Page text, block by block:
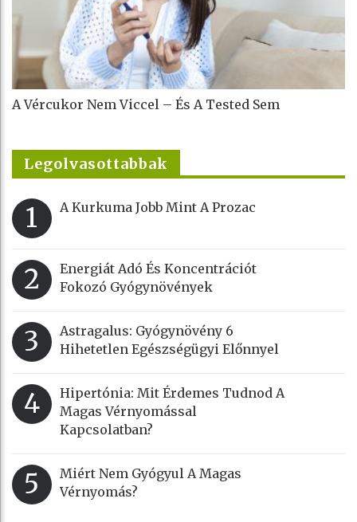
A Vércukor Nem Viccel – És A Tested Sem
Legolvasottabbak
1 A Kurkuma Jobb Mint A Prozac
2
Energiát Adó És Koncentrációt
Fokozó Gyógynövények
3
Astragalus: Gyógynövény 6
Hihetetlen Egészségügyi Előnnyel
4
Hipertónia: Mit Érdemes Tudnod A
Magas Vérnyomással
Kapcsolatban?
5
Miért Nem Gyógyul A Magas
Vérnyomás?